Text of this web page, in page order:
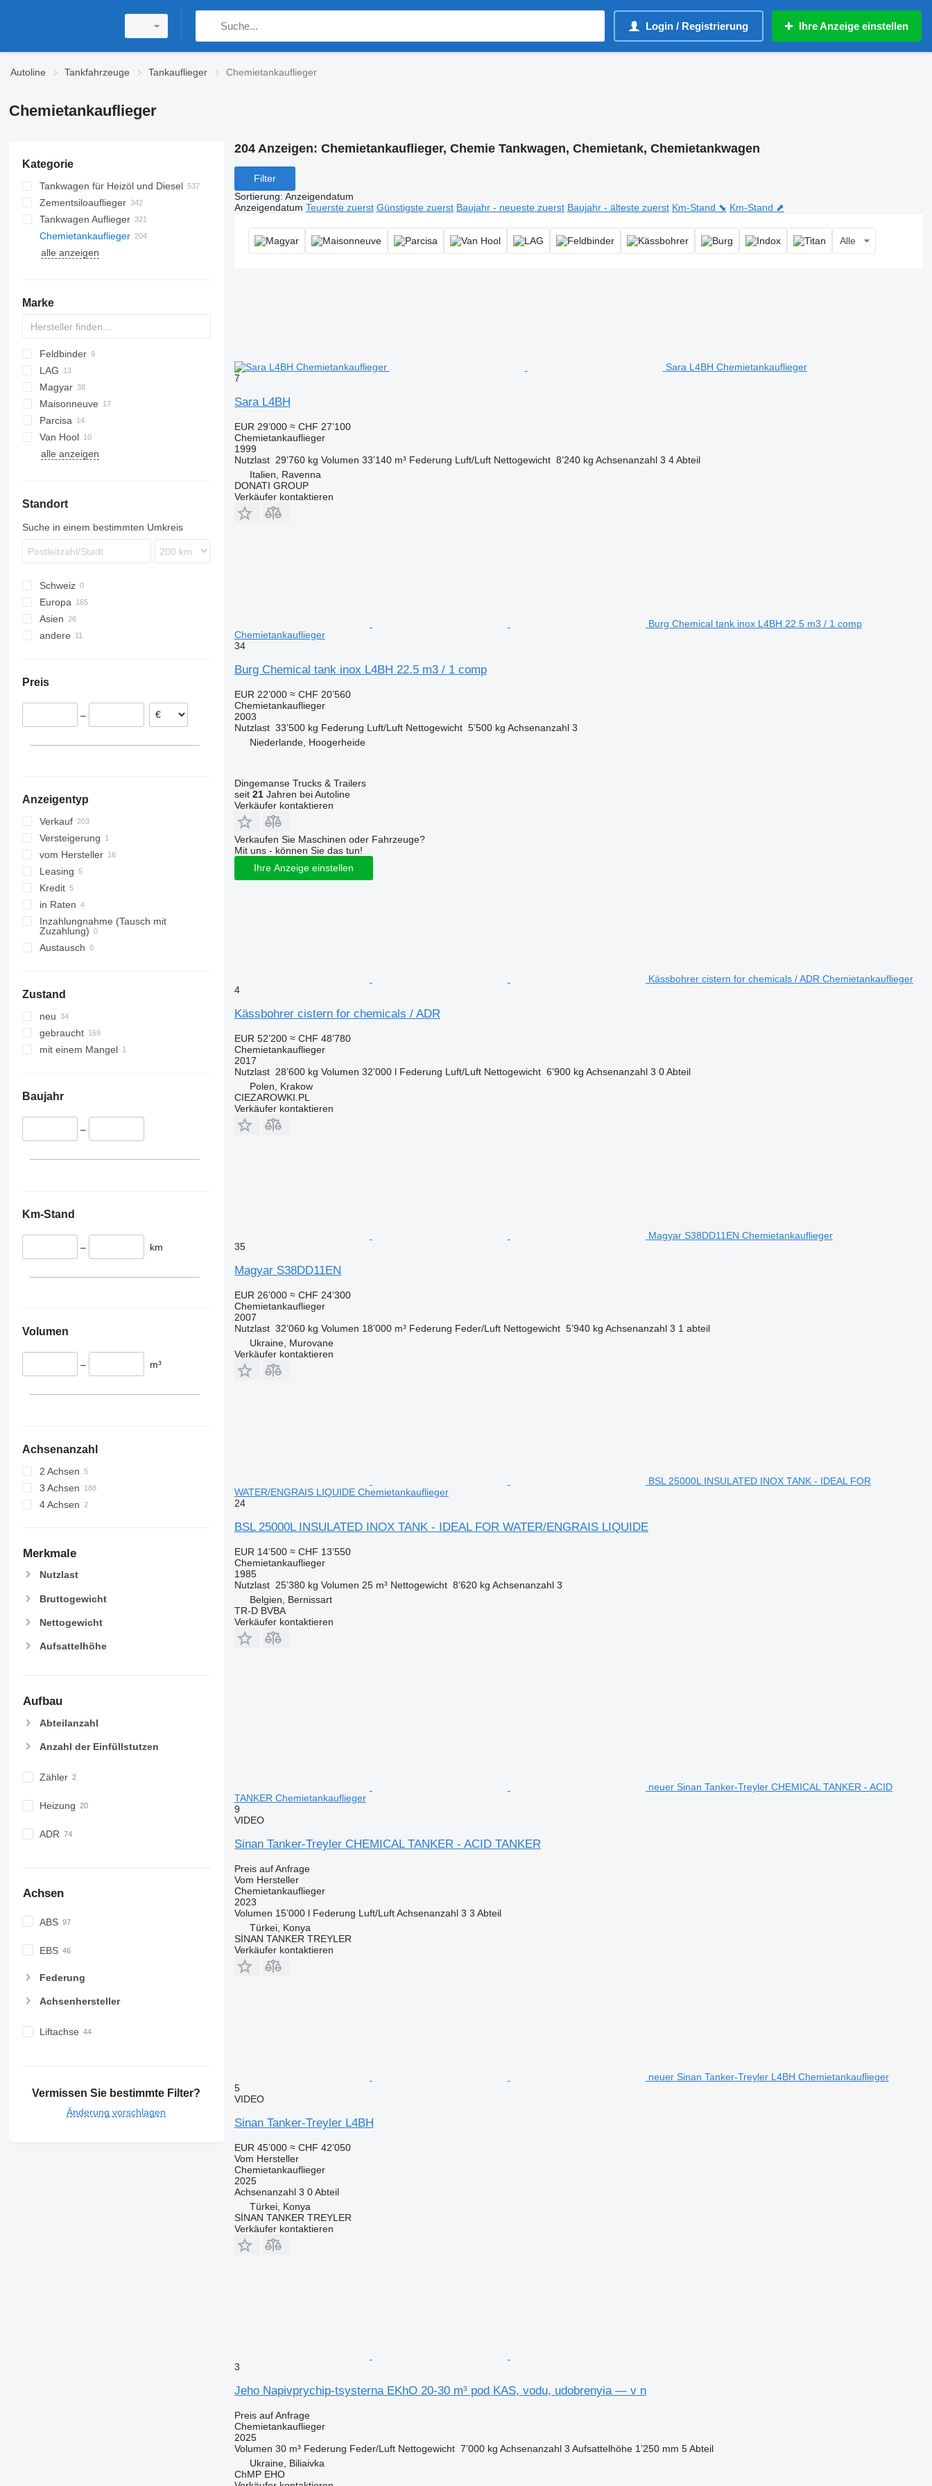
Login / Registrierung Ihre Anzeige einstellen
Autoline Tankfahrzeuge Tankauflieger Chemietankauflieger
Chemietankauflieger
Kategorie
Tankwagen für Heizöl und Diesel
Zementsiloauflieger
Tankwagen Auflieger
Chemietankauflieger
alle anzeigen
Marke
Feldbinder
TSA
STB
LAG
GSA
O-3
Magyar
S-series
SR
Maisonneuve
Parcisa
TS
Van Hool
ADR
alle anzeigen
Standort
Suche in einem bestimmten Umkreis
Schweiz
Europa
Niederlande
Spanien
Frankreich
Litauen
Asien
Türkei
andere
Preis
–
Anzeigentyp
Verkauf
Versteigerung
vom Hersteller
Leasing
Kredit
in Raten
Inzahlungnahme (Tausch mit
Zuzahlung)
Austausch
Zustand
neu
gebraucht
mit einem Mangel
Baujahr
–
Km-Stand
– km
Volumen
– m³
Achsenanzahl
2 Achsen
3 Achsen
4 Achsen
Merkmale
Nutzlast
Bruttogewicht
Nettogewicht
Aufsattelhöhe
Aufbau
Abteilanzahl
Anzahl der Einfüllstutzen
Zähler
Heizung
ADR
Achsen
ABS
EBS
Federung
Achsenhersteller
Liftachse
Vermissen Sie bestimmte Filter?
Änderung vorschlagen
204 Anzeigen: Chemietankauflieger, Chemie Tankwagen, Chemietank, Chemietankwagen
Filter
Sortierung: Anzeigendatum
Anzeigendatum Teuerste zuerst Günstigste zuerst Baujahr - neueste zuerst Baujahr - älteste zuerst Km-Stand ⬊ Km-Stand ⬈
Alle
Sara L4BH Chemietankauflieger
7
Sara L4BH
EUR 29’000 ≈ CHF 27’100
Chemietankauflieger
1999
Nutzlast 29’760 kg Volumen 33’140 m³ Federung Luft/Luft Nettogewicht 8’240 kg Achsenanzahl 3 4 Abteil
Italien, Ravenna
DONATI GROUP
Verkäufer kontaktieren
Burg Chemical tank inox L4BH 22.5 m3 / 1 comp
Chemietankauflieger
34
Burg Chemical tank inox L4BH 22.5 m3 / 1 comp
EUR 22’000 ≈ CHF 20’560
Chemietankauflieger
2003
Nutzlast 33’500 kg Federung Luft/Luft Nettogewicht 5’500 kg Achsenanzahl 3
Niederlande, Hoogerheide
Dingemanse Trucks & Trailers
seit 21Jahren bei Autoline
Verkäufer kontaktieren
Verkaufen Sie Maschinen oder Fahrzeuge?
Mit uns - können Sie das tun!
Ihre Anzeige einstellen
Kässbohrer cistern for chemicals / ADR Chemietankauflieger
4
Kässbohrer cistern for chemicals / ADR
EUR 52’200 ≈ CHF 48’780
Chemietankauflieger
2017
Nutzlast 28’600 kg Volumen 32’000 l Federung Luft/Luft Nettogewicht 6’900 kg Achsenanzahl 3 0 Abteil
Polen, Krakow
CIEZAROWKI.PL
Verkäufer kontaktieren
Magyar S38DD11EN Chemietankauflieger
35
Magyar S38DD11EN
EUR 26’000 ≈ CHF 24’300
Chemietankauflieger
2007
Nutzlast 32’060 kg Volumen 18’000 m³ Federung Feder/Luft Nettogewicht 5’940 kg Achsenanzahl 3 1 abteil
Ukraine, Murovane
Verkäufer kontaktieren
BSL 25000L INSULATED INOX TANK - IDEAL FOR
WATER/ENGRAIS LIQUIDE Chemietankauflieger
24
BSL 25000L INSULATED INOX TANK - IDEAL FOR WATER/ENGRAIS LIQUIDE
EUR 14’500 ≈ CHF 13’550
Chemietankauflieger
1985
Nutzlast 25’380 kg Volumen 25 m³ Nettogewicht 8’620 kg Achsenanzahl 3
Belgien, Bernissart
TR-D BVBA
Verkäufer kontaktieren
neuer Sinan Tanker-Treyler CHEMICAL TANKER - ACID
TANKER Chemietankauflieger
9
VIDEO
Sinan Tanker-Treyler CHEMICAL TANKER - ACID TANKER
Preis auf Anfrage
Vom Hersteller
Chemietankauflieger
2023
Volumen 15’000 l Federung Luft/Luft Achsenanzahl 3 3 Abteil
Türkei, Konya
SİNAN TANKER TREYLER
Verkäufer kontaktieren
neuer Sinan Tanker-Treyler L4BH Chemietankauflieger
5
VIDEO
Sinan Tanker-Treyler L4BH
EUR 45’000 ≈ CHF 42’050
Vom Hersteller
Chemietankauflieger
2025
Achsenanzahl 3 0 Abteil
Türkei, Konya
SİNAN TANKER TREYLER
Verkäufer kontaktieren
3
Jeho Napivprychip-tsysterna EKhO 20-30 m³ pod KAS, vodu, udobrenyia — v n
Preis auf Anfrage
Chemietankauflieger
2025
Volumen 30 m³ Federung Feder/Luft Nettogewicht 7’000 kg Achsenanzahl 3 Aufsattelhöhe 1’250 mm 5 Abteil
Ukraine, Biliaivka
ChMP EHO